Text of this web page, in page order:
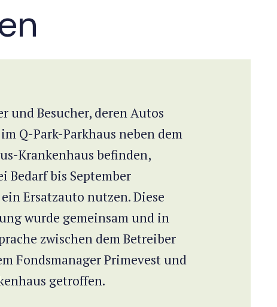
und Besucher, deren Autos
Q-Park-Parkhaus neben dem
Krankenhaus befinden,
Bedarf bis September
Ersatzauto nutzen. Diese
wurde gemeinsam und in
zwischen dem Betreiber
Fondsmanager Primevest und
getroffen.